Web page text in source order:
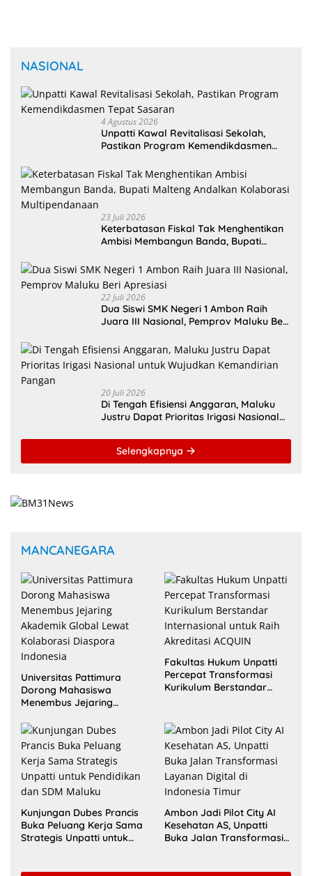
NASIONAL
4 Agustus 2026
Unpatti Kawal Revitalisasi Sekolah,
Pastikan Program Kemendikdasmen
23 Juli 2026
Keterbatasan Fiskal Tak Menghentikan
Ambisi Membangun Banda, Bupati
Multipendanaan
22 Juli 2026
Dua Siswi SMK Negeri 1 Ambon Raih
Juara III Nasional, Pemprov Maluku Beri
20 Juli 2026
Di Tengah Efisiensi Anggaran, Maluku
Justru Dapat Prioritas Irigasi Nasional
Selengkapnya
MANCANEGARA
Universitas Pattimura
Dorong Mahasiswa
Menembus Jejaring
Kolaborasi Diaspora
Indonesia
Fakultas Hukum Unpatti
Percepat Transformasi
Kurikulum Berstandar
Kunjungan Dubes Prancis
Buka Peluang Kerja Sama
Strategis Unpatti untuk
Ambon Jadi Pilot City AI
Kesehatan AS, Unpatti
Buka Jalan Transformasi